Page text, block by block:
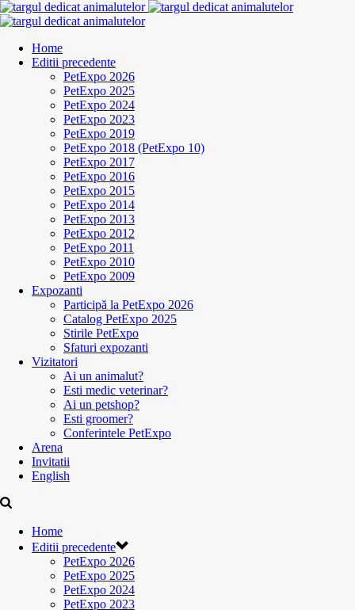
Home
Editii precedente
PetExpo 2026
PetExpo 2025
PetExpo 2024
PetExpo 2023
PetExpo 2019
PetExpo 2018 (PetExpo 10)
PetExpo 2017
PetExpo 2016
PetExpo 2015
PetExpo 2014
PetExpo 2013
PetExpo 2012
PetExpo 2011
PetExpo 2010
PetExpo 2009
Expozanti
Participă la PetExpo 2026
Catalog PetExpo 2025
Stirile PetExpo
Sfaturi expozanti
Vizitatori
Ai un animalut?
Esti medic veterinar?
Ai un petshop?
Esti groomer?
Conferintele PetExpo
Arena
Invitatii
English
Home
Editii precedente
PetExpo 2026
PetExpo 2025
PetExpo 2024
PetExpo 2023